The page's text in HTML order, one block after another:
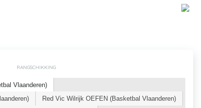
RANGSCHIKKING
Vlaanderen)
Red Vic Wilrijk OEFEN (Basketbal Vlaanderen)